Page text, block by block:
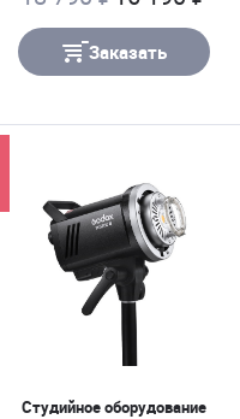
Заказать
Студийное оборудование